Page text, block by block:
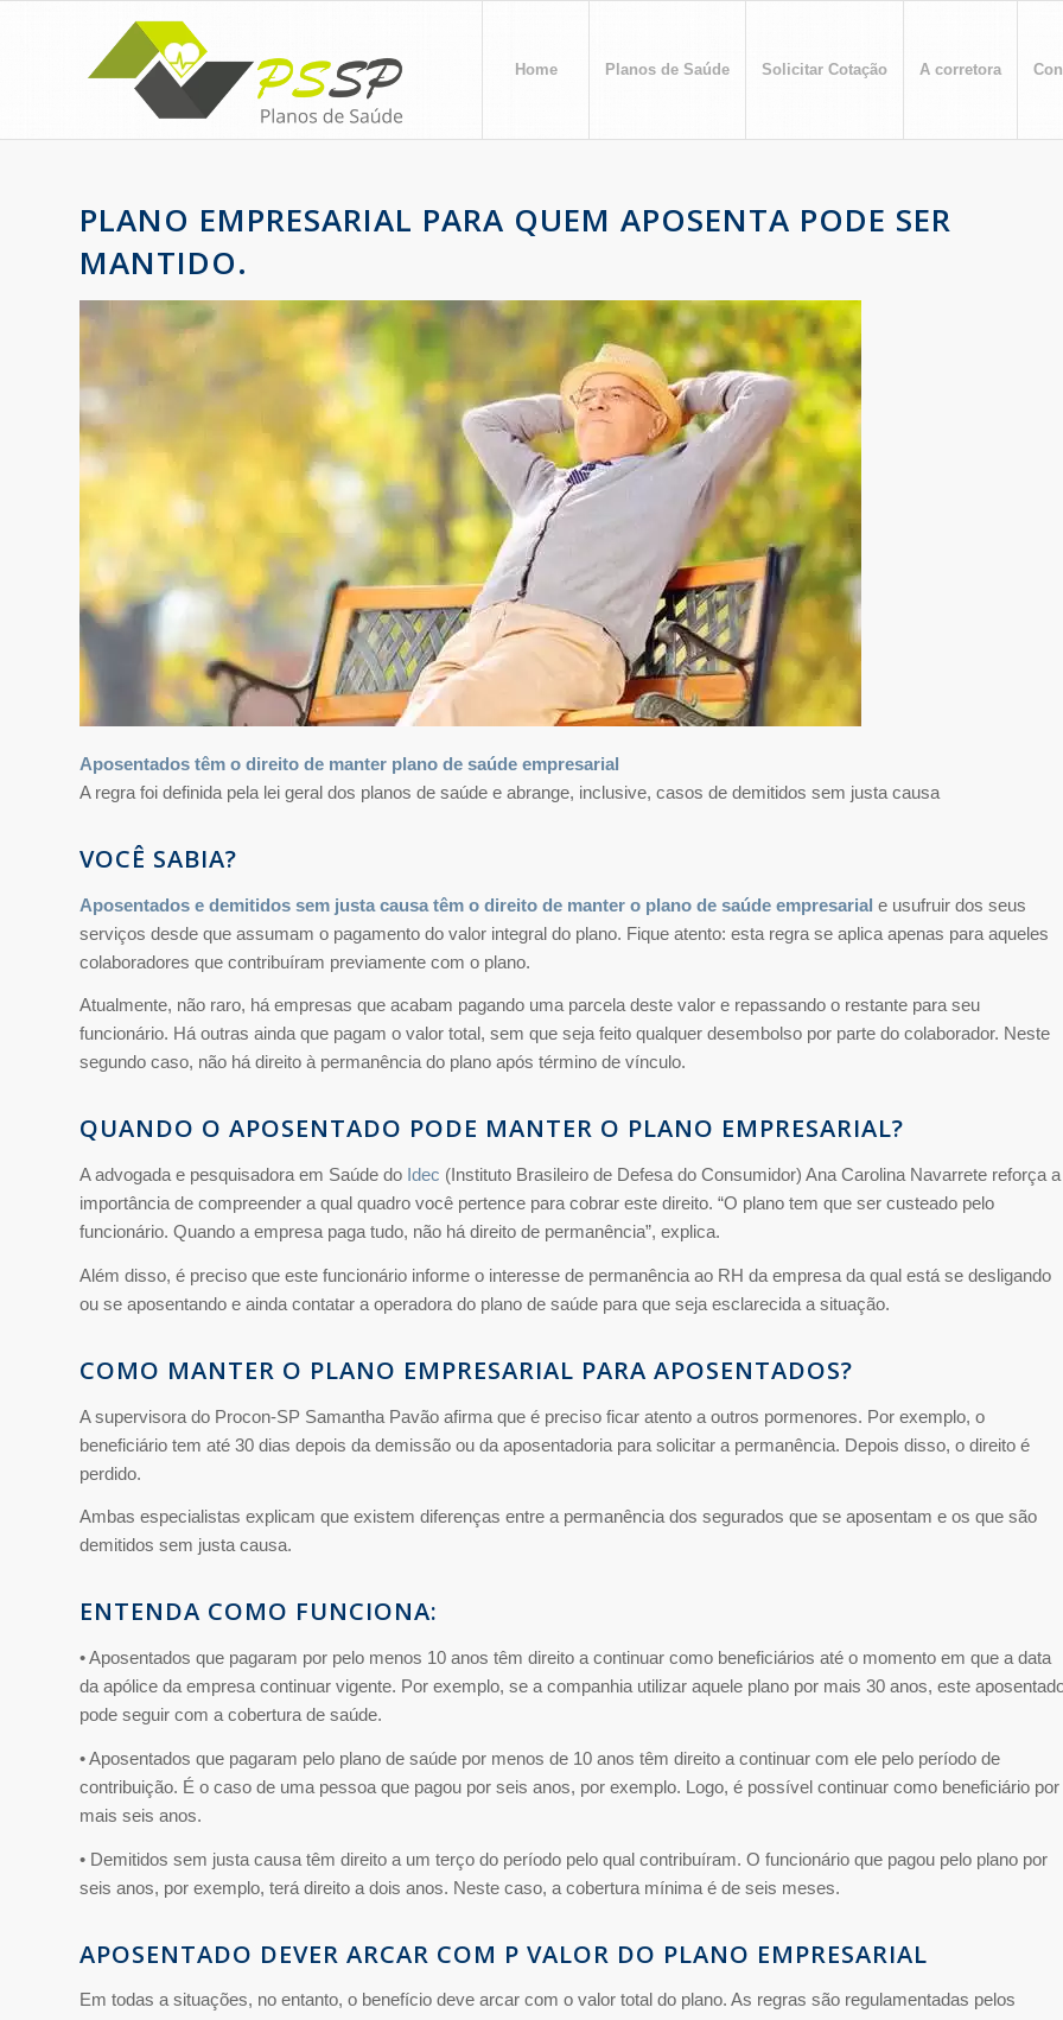
Home Planos de Saúde Solicitar Cotação A corretora
PLANO EMPRESARIAL PARA QUEM APOSENTA PODE SER
MANTIDO.
Aposentados têm o direito de manter plano de saúde empresarial
A regra foi definida pela lei geral dos planos de saúde e abrange, inclusive, casos de demitidos sem justa causa
VOCÊ SABIA?
Aposentados e demitidos sem justa causa têm o direito de manter o plano de saúde empresarial e usufruir dos seus
serviços desde que assumam o pagamento do valor integral do plano. Fique atento: esta regra se aplica apenas para aqueles
colaboradores que contribuíram previamente com o plano.
Atualmente, não raro, há empresas que acabam pagando uma parcela deste valor e repassando o restante para seu
funcionário. Há outras ainda que pagam o valor total, sem que seja feito qualquer desembolso por parte do colaborador. Neste
segundo caso, não há direito à permanência do plano após término de vínculo.
QUANDO O APOSENTADO PODE MANTER O PLANO EMPRESARIAL?
A advogada e pesquisadora em Saúde do Idec (Instituto Brasileiro de Defesa do Consumidor) Ana Carolina Navarrete reforça a
importância de compreender a qual quadro você pertence para cobrar este direito. “O plano tem que ser custeado pelo
funcionário. Quando a empresa paga tudo, não há direito de permanência”, explica.
Além disso, é preciso que este funcionário informe o interesse de permanência ao RH da empresa da qual está se desligando
ou se aposentando e ainda contatar a operadora do plano de saúde para que seja esclarecida a situação.
COMO MANTER O PLANO EMPRESARIAL PARA APOSENTADOS?
A supervisora do Procon-SP Samantha Pavão afirma que é preciso ficar atento a outros pormenores. Por exemplo, o
beneficiário tem até 30 dias depois da demissão ou da aposentadoria para solicitar a permanência. Depois disso, o direito é
perdido.
Ambas especialistas explicam que existem diferenças entre a permanência dos segurados que se aposentam e os que são
demitidos sem justa causa.
ENTENDA COMO FUNCIONA:
• Aposentados que pagaram por pelo menos 10 anos têm direito a continuar como beneficiários até o momento em que a data
da apólice da empresa continuar vigente. Por exemplo, se a companhia utilizar aquele plano por mais 30 anos, este
pode seguir com a cobertura de saúde.
• Aposentados que pagaram pelo plano de saúde por menos de 10 anos têm direito a continuar com ele pelo período de
contribuição. É o caso de uma pessoa que pagou por seis anos, por exemplo. Logo, é possível continuar como beneficiário por
mais seis anos.
• Demitidos sem justa causa têm direito a um terço do período pelo qual contribuíram. O funcionário que pagou pelo plano por
seis anos, por exemplo, terá direito a dois anos. Neste caso, a cobertura mínima é de seis meses.
APOSENTADO DEVER ARCAR COM P VALOR DO PLANO EMPRESARIAL
Em todas a situações, no entanto, o benefício deve arcar com o valor total do plano. As regras são regulamentadas pelos